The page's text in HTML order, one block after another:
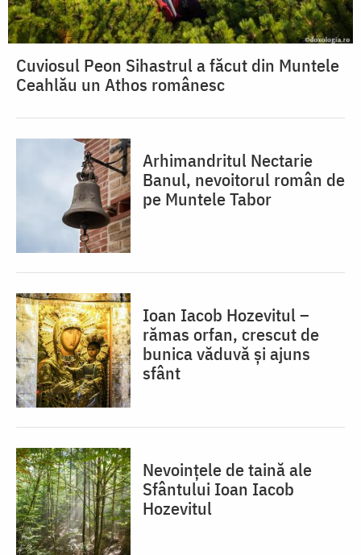
Cuviosul Peon Sihastrul a făcut din Muntele
Ceahlău un Athos românesc
Arhimandritul Nectarie
Banul, nevoitorul român de
pe Muntele Tabor
Ioan Iacob Hozevitul –
rămas orfan, crescut de
bunica văduvă și ajuns
sfânt
Nevoințele de taină ale
Sfântului Ioan Iacob
Hozevitul